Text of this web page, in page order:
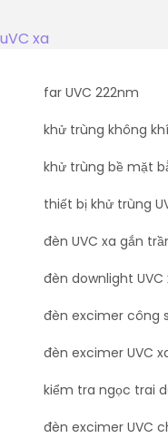
uVC xa
far UVC 222nm
khử trùng không
khử trùng bề mặt
thiết bị khử trùng
đèn UVC xa gắn
đèn downlight UVC
đèn excimer công
đèn excimer UVC
kiểm tra ngọc trai
đèn excimer UVC